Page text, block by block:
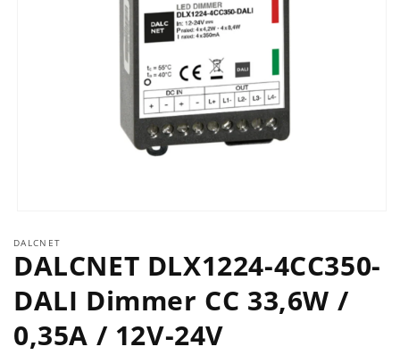
in
Modal
öffnen
DALCNET
DALCNET DLX1224-4CC350-
DALI Dimmer CC 33,6W /
0,35A / 12V-24V